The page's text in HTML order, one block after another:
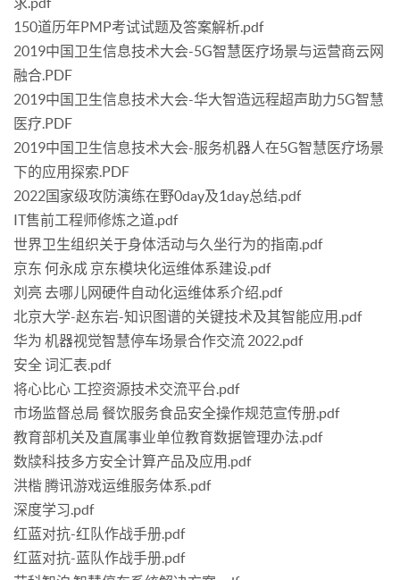
150道历年PMP考试试题及答案解析.pdf
2019中国卫生信息技术大会-5G智慧医疗场景与运营商云网
融合.PDF
2019中国卫生信息技术大会-华大智造远程超声助力5G智慧
医疗.PDF
2019中国卫生信息技术大会-服务机器人在5G智慧医疗场景
下的应用探索.PDF
2022国家级攻防演练在野0day及1day总结.pdf
IT售前工程师修炼之道.pdf
世界卫生组织关于身体活动与久坐行为的指南.pdf
京东 何永成 京东模块化运维体系建设.pdf
刘亮 去哪儿网硬件自动化运维体系介绍.pdf
北京大学-赵东岩-知识图谱的关键技术及其智能应用.pdf
华为 机器视觉智慧停车场景合作交流 2022.pdf
安全 词汇表.pdf
将心比心 工控资源技术交流平台.pdf
市场监督总局 餐饮服务食品安全操作规范宣传册.pdf
教育部机关及直属事业单位教育数据管理办法.pdf
数牍科技多方安全计算产品及应用.pdf
洪楷 腾讯游戏运维服务体系.pdf
深度学习.pdf
红蓝对抗-红队作战手册.pdf
红蓝对抗-蓝队作战手册.pdf